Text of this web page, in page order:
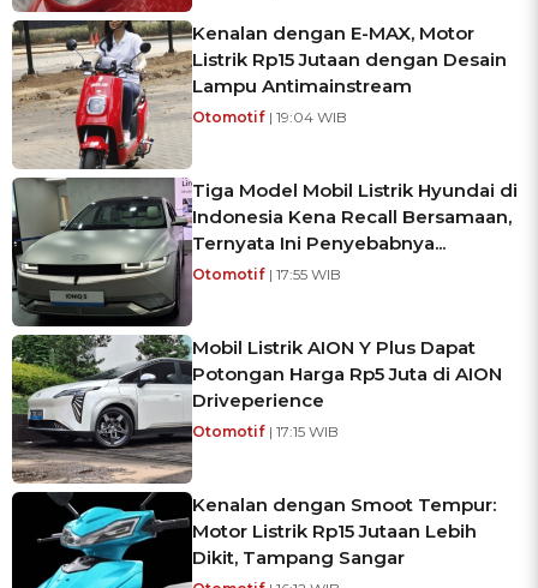
Kenalan dengan E-MAX, Motor
Listrik Rp15 Jutaan dengan Desain
Lampu Antimainstream
Otomotif | 19:04 WIB
Tiga Model Mobil Listrik Hyundai di
Indonesia Kena Recall Bersamaan,
Ternyata Ini Penyebabnya...
Otomotif | 17:55 WIB
Mobil Listrik AION Y Plus Dapat
Potongan Harga Rp5 Juta di AION
Driveperience
Otomotif | 17:15 WIB
Kenalan dengan Smoot Tempur:
Motor Listrik Rp15 Jutaan Lebih
Dikit, Tampang Sangar